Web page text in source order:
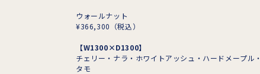
ウォールナット
¥366,300 （税込）
【W1300×D1300】
チェリー・ナラ・ホワイトアッシュ・ハードメープル・
タモ